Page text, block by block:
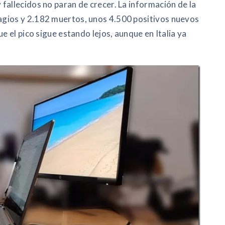
no paran de crecer. La información de la
y 2.182 muertos, unos 4.500 positivos nuevos
el pico sigue estando lejos, aunque en Italia ya